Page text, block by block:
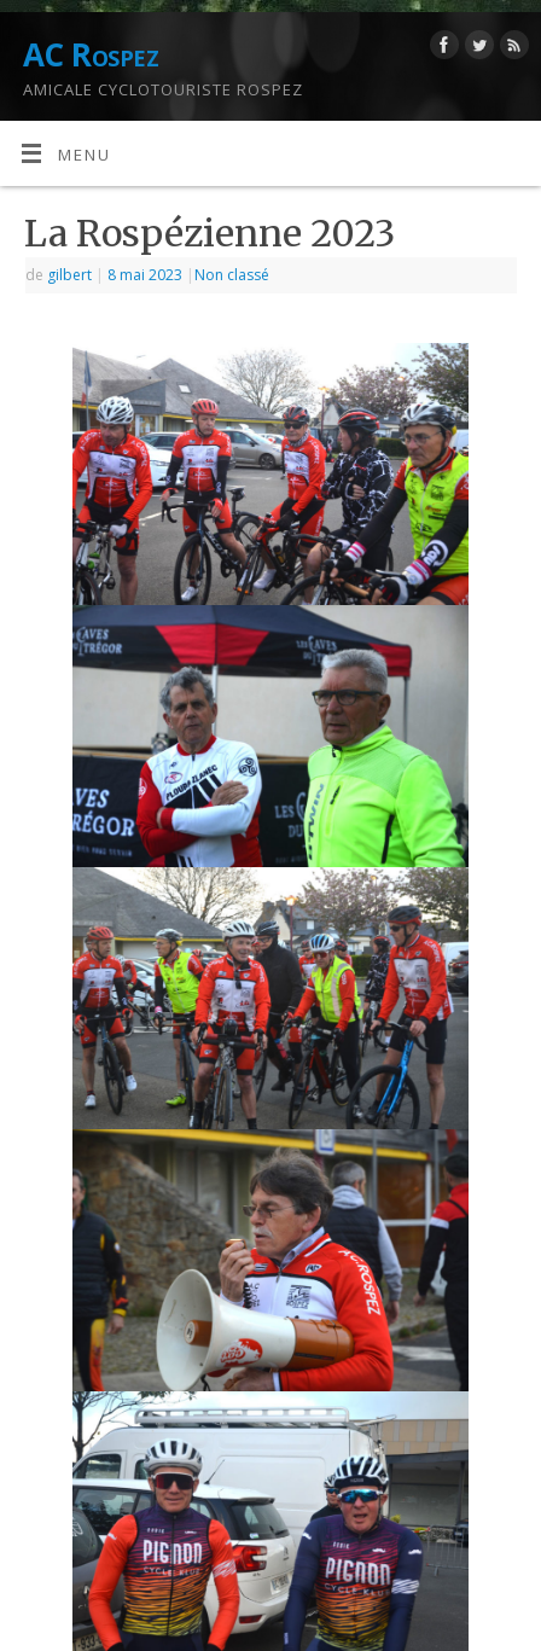
AC Rospez
AMICALE CYCLOTOURISTE ROSPEZ
MENU
La Rospézienne 2023
de gilbert | 8 mai 2023 | Non classé